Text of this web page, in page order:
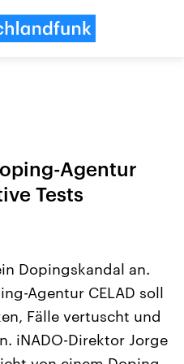
aus
Aktuelle Beiträge,
Hintergründe
Wirtschaftlich und
gehören die Vereinigten
den mächtigsten Ländern
mit großem Einfluss auf
Agentur
Tests
Dopingskandal an.
Agentur CELAD soll
Fälle vertuscht und
iNADO-Direktor Jorge